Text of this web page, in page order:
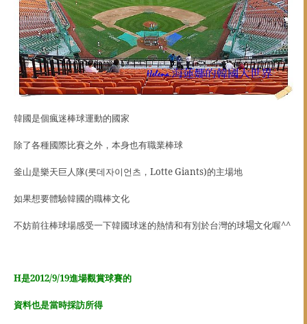
韓國是個瘋迷棒球運動的國家
除了各種國際比賽之外，本身也有職業棒球
釜山是樂天巨人隊(롯데자이언츠 ， Lotte Giants)的主場地
如果想要體驗韓國的職棒文化
不妨前往棒球場感受一下韓國球迷的熱情和有別於台灣的球場文化喔^^
H是2012/9/19進場觀賞球賽的
資料也是當時採訪所得